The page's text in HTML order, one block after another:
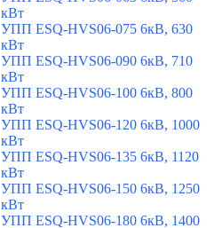
кВт
УПП ESQ-HVS06-075 6кВ, 630
кВт
УПП ESQ-HVS06-090 6кВ, 710
кВт
УПП ESQ-HVS06-100 6кВ, 800
кВт
УПП ESQ-HVS06-120 6кВ, 1000
кВт
УПП ESQ-HVS06-135 6кВ, 1120
кВт
УПП ESQ-HVS06-150 6кВ, 1250
кВт
УПП ESQ-HVS06-180 6кВ, 1400